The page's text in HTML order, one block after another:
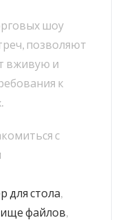
шоу
позволяют
вживую и
к
с
для стола,
файлов,